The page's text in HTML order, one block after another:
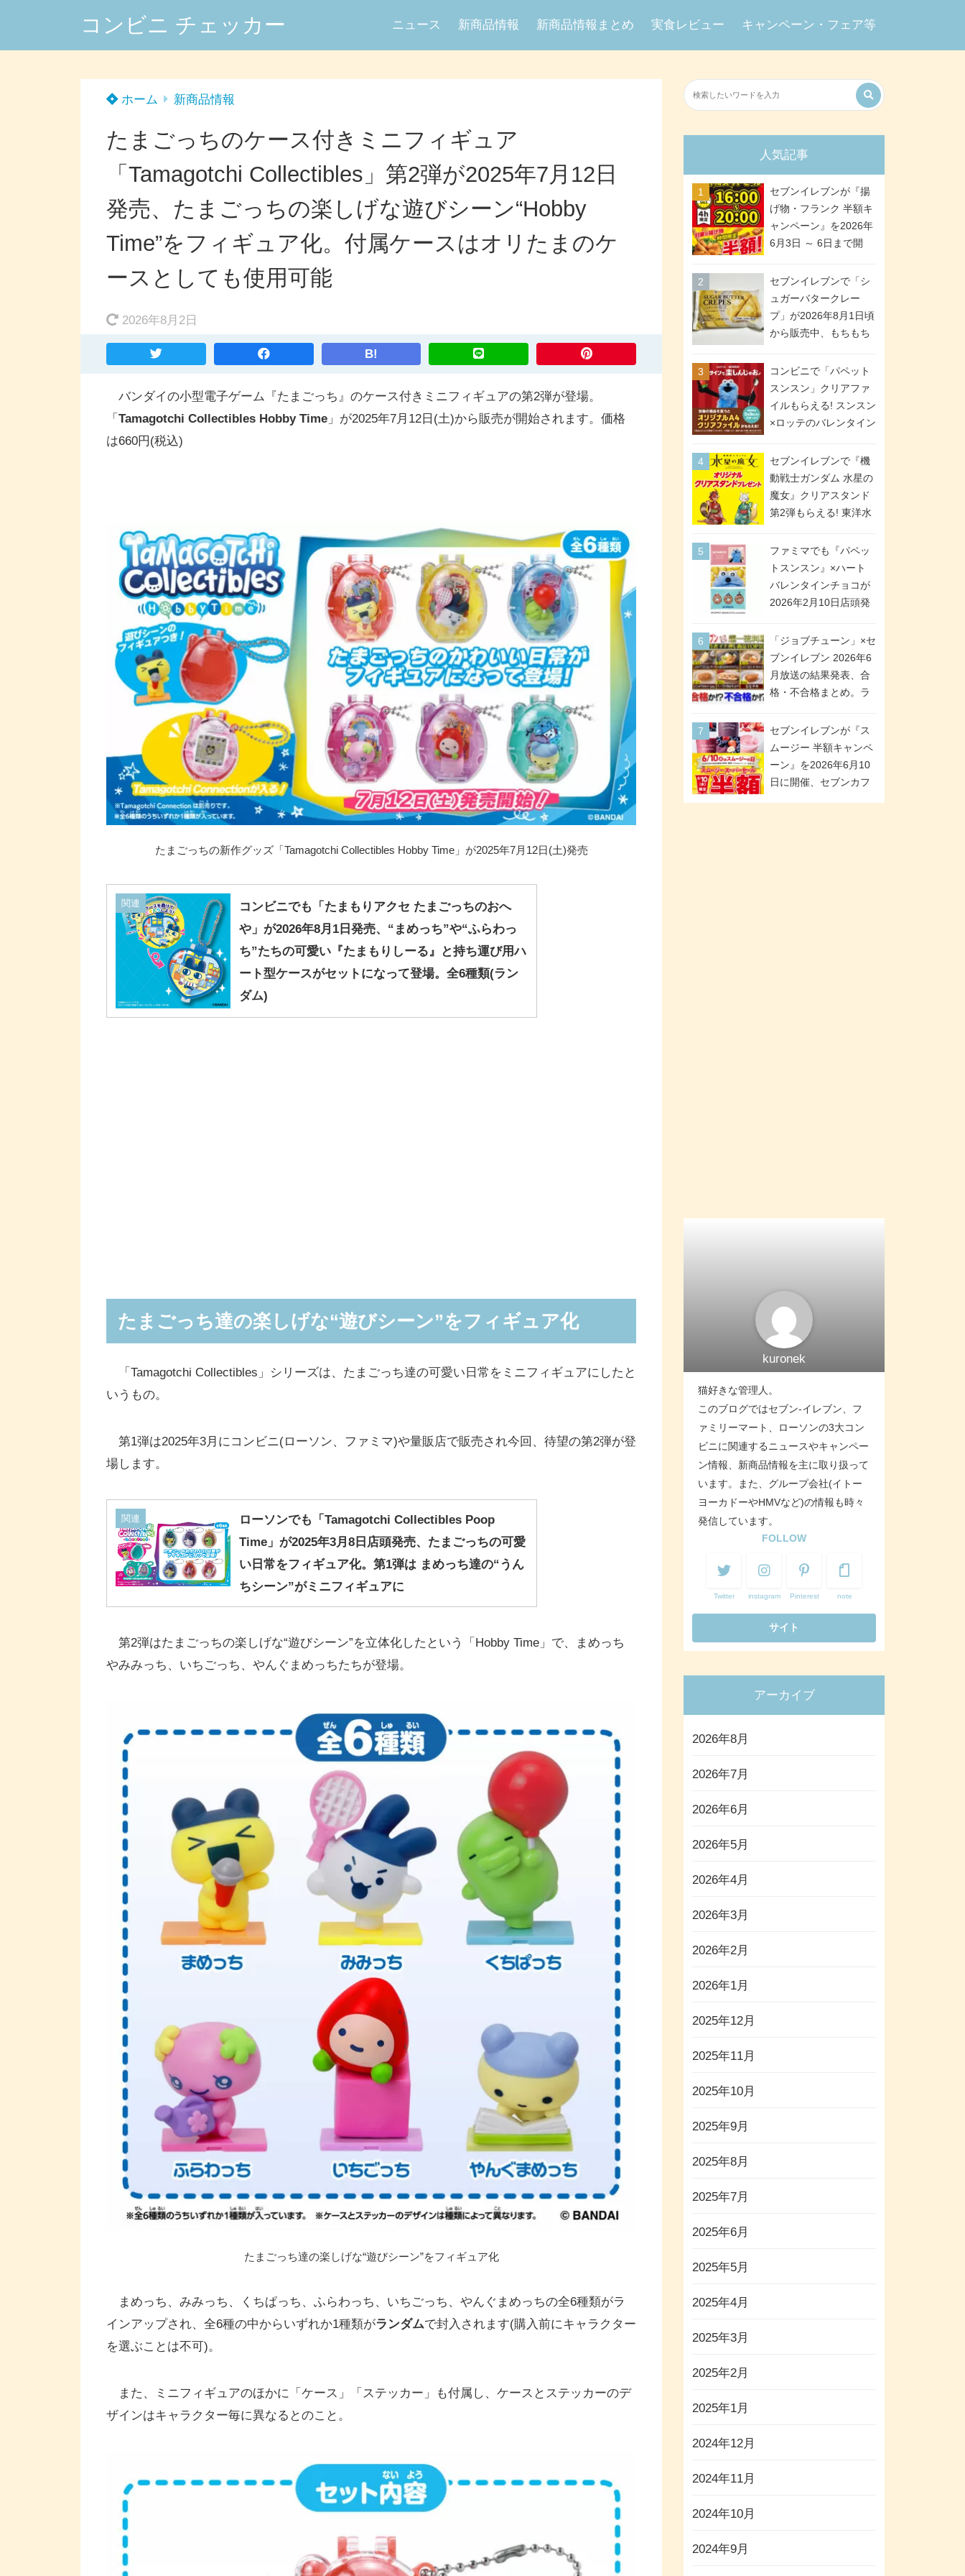
コンビニ チェッカー ニュース 新商品情報 新商品情報まとめ 実食レビュー キャンペーン・フェア等
ホーム 新商品情報
たまごっちのケース付きミニフィギュア
「Tamagotchi Collectibles」第2弾が2025年7月12日
発売、たまごっちの楽しげな遊びシーン“Hobby
Time”をフィギュア化。付属ケースはオリたまのケ
ースとしても使用可能
2026年8月2日
B!
バンダイの小型電子ゲーム『たまごっち』のケース付きミニフィギュアの第2弾が登場。
「 Tamagotchi Collectibles Hobby Time 」が2025年7月12日(土)から販売が開始されます。価格
は660円(税込)
たまごっちの新作グッズ「Tamagotchi Collectibles Hobby Time」が2025年7月12日(土)発売
関連
コンビニでも「たまもりアクセ たまごっちのおへ
や」が2026年8月1日発売、“まめっち”や“ふらわっ
ち”たちの可愛い『たまもりしーる』と持ち運び用ハ
ート型ケースがセットになって登場。全6種類(ラン
ダム)
たまごっち達の楽しげな“遊びシーン”をフィギュア化
「Tamagotchi Collectibles」シリーズは、たまごっち達の可愛い日常をミニフィギュアにしたと
いうもの。
第1弾は2025年3月にコンビニ(ローソン、ファミマ)や量販店で販売され今回、待望の第2弾が登
場します。
関連
ローソンでも「Tamagotchi Collectibles Poop
Time」が2025年3月8日店頭発売、たまごっちの可愛
い日常をフィギュア化。第1弾は まめっち達の“うん
ちシーン”がミニフィギュアに
第2弾はたまごっちの楽しげな“遊びシーン”を立体化したという「Hobby Time」で、まめっち
やみみっち、いちごっち、やんぐまめっちたちが登場。
たまごっち達の楽しげな“遊びシーン”をフィギュア化
まめっち、みみっち、くちぱっち、ふらわっち、いちごっち、やんぐまめっちの全6種類がラ
インアップされ、全6種の中からいずれか1種類がランダムで封入されます(購入前にキャラクター
を選ぶことは不可)。
また、ミニフィギュアのほかに「ケース」「ステッカー」も付属し、ケースとステッカーのデ
ザインはキャラクター毎に異なるとのこと。
人気記事
セブンイレブンが『揚
げ物・フランク 半額キ
ャンペーン』を2026年
6月3日 ～ 6日まで開
などが「揚げ物スーパ
ーセール」でお得に! 各
日16:00 ～ 20:00の4時
間限定で実施。ななチ
メリカンドッグが税抜
セブンイレブンで「シ
ュガーバタークレー
プ」が2026年8月1日頃
から販売中、もちもち
シュガー＆バターをレ
ンジアップで手軽に楽
しめる冷凍食品。2個入
り
コンビニで「パペット
スンスン」クリアファ
イルもらえる! スンスン
×ロッテのバレンタイン
スタート。セブン、フ
ァミマ、ローソンの3社
で異なるデザイン＆対
象商品
セブンイレブンで『機
動戦士ガンダム 水星の
魔女』クリアスタンド
第2弾もらえる! 東洋水
ペーンが2026年5月26
日スタート。浴衣＆た
ぬき・キツネ姿のスレ
ッタ / ミオリネ / グエ
号・5号) / シャディク
が全6種のクリアスタン
ドになって登場!
ファミマでも『パペッ
トスンスン』×ハート
バレンタインチョコが
2026年2月10日店頭発
チョコ」「チョコ缶」
「ツインギフト」が登
場
「ジョブチューン」×セ
ブンイレブン 2026年6
月放送の結果発表、合
格・不合格まとめ。ラ
合格「金のハンバー
グ」。満場一致合格数
は6商品、合格数は2商
品。TVerでの見逃し配
セブンイレブンが『ス
ムージー 半額キャンペ
ーン』を2026年6月10
日に開催、セブンカフ
kuronek
猫好きな管理人。
このブログではセブン-イレブン、フ
ァミリーマート、ローソンの3大コン
ビニに関連するニュースやキャンペー
ン情報、新商品情報を主に取り扱って
います。また、グループ会社(イトー
ヨーカドーやHMVなど)の情報も時々
発信しています。
FOLLOW
Twitter instagram Pinterest note
アーカイブ
2026年8月
2026年7月
2026年6月
2026年5月
2026年4月
2026年3月
2026年2月
2026年1月
2025年12月
2025年11月
2025年10月
2025年9月
2025年8月
2025年7月
2025年6月
2025年5月
2025年4月
2025年3月
2025年2月
2025年1月
2024年12月
2024年11月
2024年10月
2024年9月